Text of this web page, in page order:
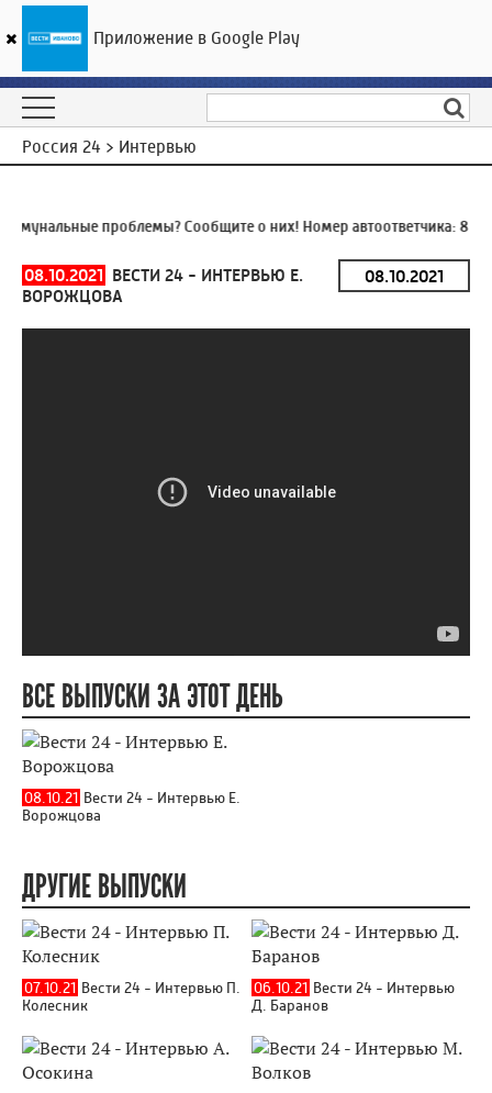
ГТРК «Ивтелерадио»
Россия 24 > Интервью
проблемы? Сообщите о них! Номер автоответчика:8
08.10.2021 ВЕСТИ 24 - ИНТЕРВЬЮ Е.
ВОРОЖЦОВА
ВСЕ ВЫПУСКИ ЗА ЭТОТ ДЕНЬ
08.10.21 Вести 24 - Интервью Е.
Ворожцова
ДРУГИЕ ВЫПУСКИ
07.10.21 Вести 24 - Интервью П.
Колесник
06.10.21 Вести 24 - Интервью
Д. Баранов
Приложение в Google Play